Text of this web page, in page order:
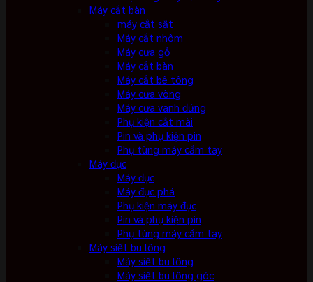
Máy cắt bàn
máy cắt sắt
Máy cắt nhôm
Máy cưa gỗ
Máy cắt bàn
Máy cắt bê tông
Máy cưa vòng
Máy cưa vanh đứng
Phụ kiện cắt mài
Pin và phụ kiện pin
Phụ tùng máy cầm tay
Máy đục
Máy đục
Máy đục phá
Phụ kiện máy đục
Pin và phụ kiện pin
Phụ tùng máy cầm tay
Máy siết bu lông
Máy siết bu lông
Máy siết bu lông góc